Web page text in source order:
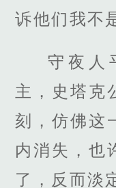
诉他们我不
守夜人
主，史塔克
刻，仿佛这
内消失，也
了，反而淡